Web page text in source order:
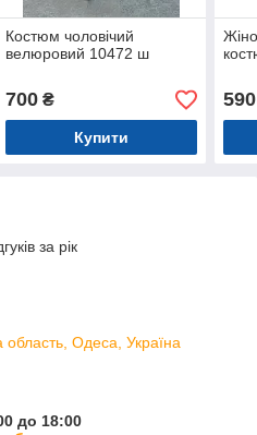
Костюм чоловічий
велюровий 10472 ш
700₴
Купити
590
за рік
Одеса, Україна
до 18:00